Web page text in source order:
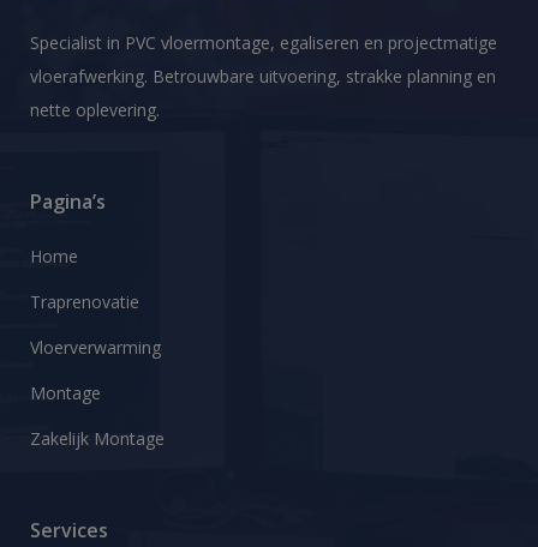
Specialist in PVC vloermontage, egaliseren en projectmatige
vloerafwerking. Betrouwbare uitvoering, strakke planning en
nette oplevering.
Pagina’s
Home
Traprenovatie
Vloerverwarming
Montage
Zakelijk Montage
Services